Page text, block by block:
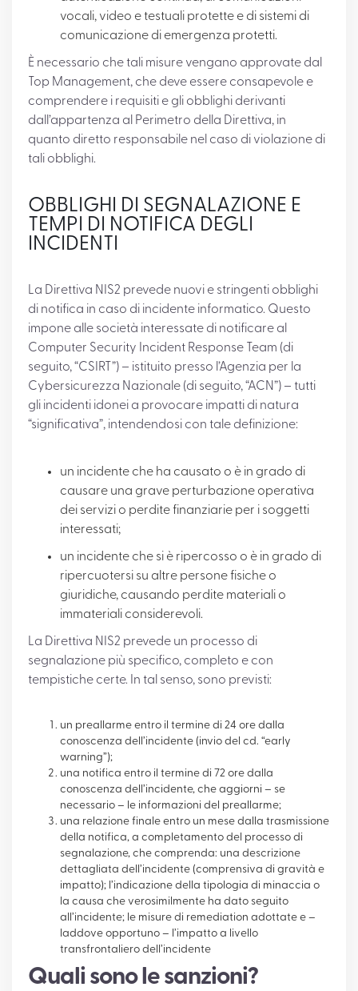
vocali, video e testuali protette e di sistemi di
comunicazione di emergenza protetti.
È necessario che tali misure vengano approvate dal
Top Management, che deve essere consapevole e
comprendere i requisiti e gli obblighi derivanti
dall’appartenza al Perimetro della Direttiva, in
quanto diretto responsabile nel caso di violazione di
tali obblighi.
OBBLIGHI DI SEGNALAZIONE E
TEMPI DI NOTIFICA DEGLI
INCIDENTI
La Direttiva NIS2 prevede nuovi e stringenti obblighi
di notifica in caso di incidente informatico. Questo
impone alle società interessate di notificare al
Computer Security Incident Response Team (di
seguito, “CSIRT”) – istituito presso l’Agenzia per la
Cybersicurezza Nazionale (di seguito, “ACN”) – tutti
gli incidenti idonei a provocare impatti di natura
“significativa”, intendendosi con tale definizione:
un incidente che ha causato o è in grado di
causare una grave perturbazione operativa
dei servizi o perdite finanziarie per i soggetti
interessati;
un incidente che si è ripercosso o è in grado di
ripercuotersi su altre persone fisiche o
giuridiche, causando perdite materiali o
immateriali considerevoli.
La Direttiva NIS2 prevede un processo di
segnalazione più specifico, completo e con
tempistiche certe. In tal senso, sono previsti:
un preallarme entro il termine di 24 ore dalla
conoscenza dell’incidente (invio del cd. “early
warning”);
una notifica entro il termine di 72 ore dalla
conoscenza dell’incidente, che aggiorni – se
necessario – le informazioni del preallarme;
una relazione finale entro un mese dalla trasmissione
della notifica, a completamento del processo di
segnalazione, che comprenda: una descrizione
dettagliata dell’incidente (comprensiva di gravità e
impatto); l’indicazione della tipologia di minaccia o
la causa che verosimilmente ha dato seguito
all’incidente; le misure di remediation adottate e –
laddove opportuno – l’impatto a livello
transfrontaliero dell’incidente
Quali sono le sanzioni?